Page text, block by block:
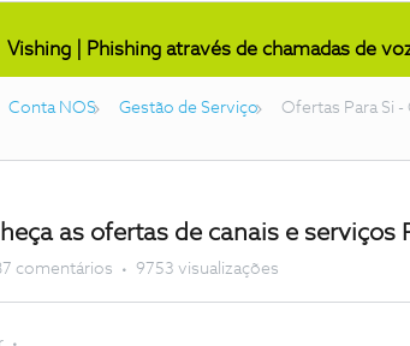
Vishing | Phishing através de chamadas de
Conta NOS Gestão de Serviço Ofertas Para Si
as ofertas de canais e serviços
comentários 9753 visualizações